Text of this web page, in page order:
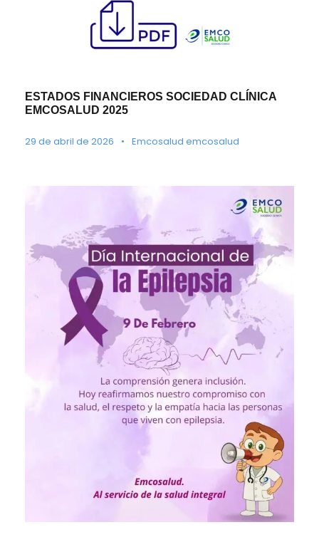
ESTADOS FINANCIEROS SOCIEDAD CLÍNICA
EMCOSALUD 2025
29 de abril de 2026 • Emcosalud emcosalud